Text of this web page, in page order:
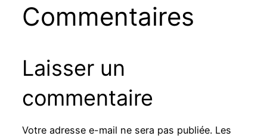
Commentaires
Laisser un
commentaire
Votre adresse e-mail ne sera pas publiée. Les